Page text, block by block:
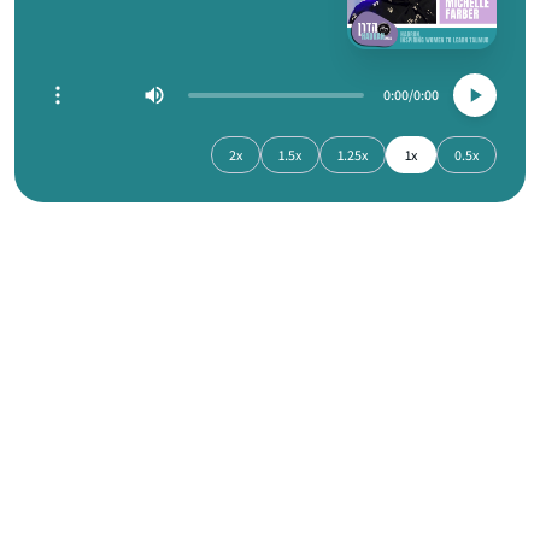
0:00
0:00
0.5x
1x
1.25x
1.5x
2x